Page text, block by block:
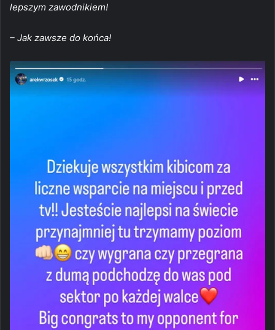
lepszym zawodnikiem!
– Jak zawsze do końca!